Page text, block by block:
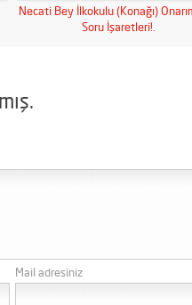
Necati Bey İlkokulu (Konağı)
Soru İşaretleri!.
Mail adresiniz